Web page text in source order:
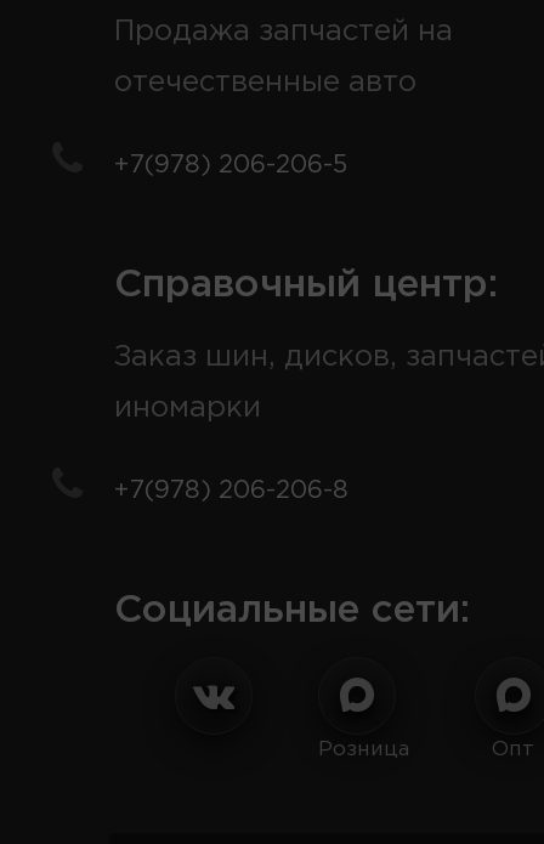
Продажа запчастей на
отечественные авто
+7(978) 206-206-5
Справочный центр:
Заказ шин, дисков,
иномарки
+7(978) 206-206-8
Социальные сети:
Розница Опт